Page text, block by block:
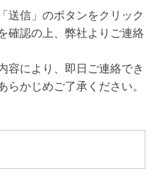
送信」のボタンをクリック
確認の上、弊社よりご連絡
容により、即日ご連絡でき
かじめご了承ください。